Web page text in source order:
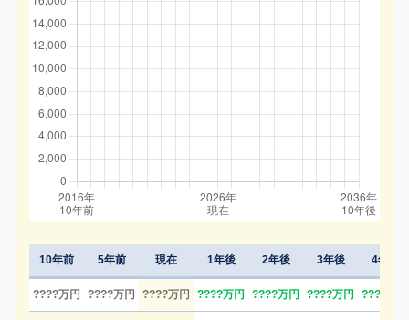
10年前 5年前 現在
????万円 ????万円 ????万円
1年後 2年後 3年後 4年後
????万円 ????万円 ????万円 ????万円